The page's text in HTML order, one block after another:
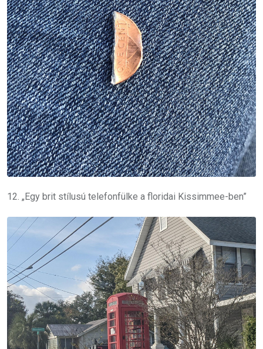
12. „Egy brit stílusú telefonfülke a floridai Kissimmee-ben”